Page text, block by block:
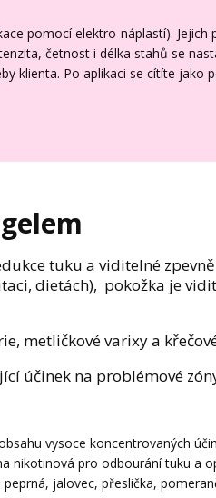
pomocí elektro-náplastí). Jejich
četnost i délka stahů se
klienta. Po aplikaci se cítíte jako
tuku a viditelné
dietách), pokožka je
metličkové varixy a
účinek na problémové
vysoce koncentrovaných
nikotinová pro odbourání tuku a
jalovec, přeslička,